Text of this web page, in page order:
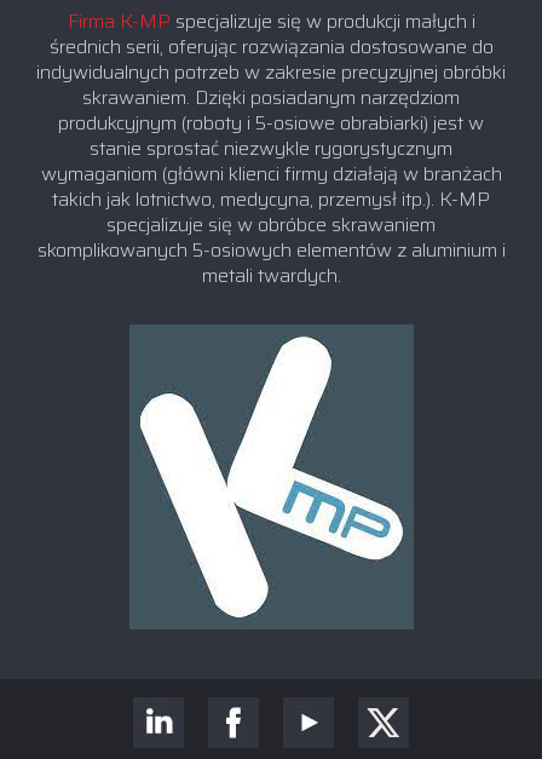
Firma K-MP specjalizuje się w produkcji małych i
średnich serii, oferując rozwiązania dostosowane do
indywidualnych potrzeb w zakresie precyzyjnej obróbki
skrawaniem. Dzięki posiadanym narzędziom
produkcyjnym (roboty i 5-osiowe obrabiarki) jest w
stanie sprostać niezwykle rygorystycznym
wymaganiom (główni klienci firmy działają w branżach
takich jak lotnictwo, medycyna, przemysł itp.). K-MP
specjalizuje się w obróbce skrawaniem
skomplikowanych 5-osiowych elementów z aluminium i
metali twardych.